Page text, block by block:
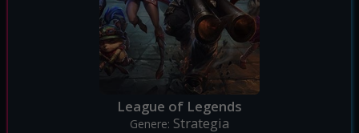
League of Legends
Genere: Strategia